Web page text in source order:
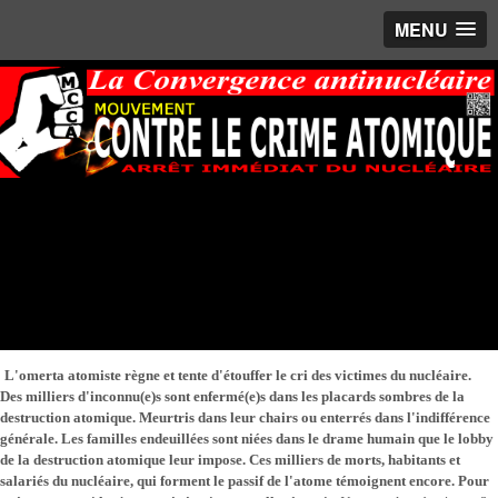
MENU
L'omerta atomiste règne et tente d'étouffer le cri des victimes du nucléaire.
Des milliers d'inconnu(e)s sont enfermé(e)s dans les placards sombres de la
destruction atomique. Meurtris dans leur chairs ou enterrés dans l'indifférence
générale. Les familles endeuillées sont niées dans le drame humain que le lobby
de la destruction atomique leur impose. Ces milliers de morts, habitants et
salariés du nucléaire, qui forment le passif de l'atome témoignent encore. Pour